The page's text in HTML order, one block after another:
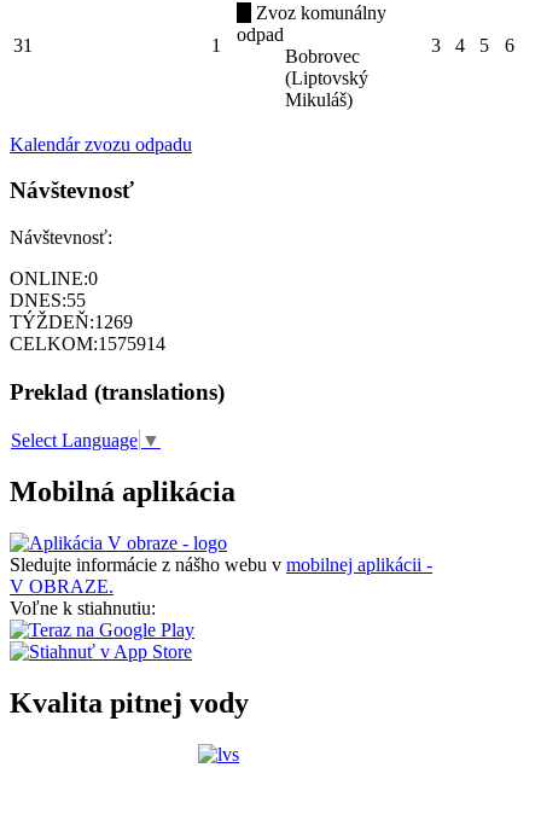
31 1
Zvoz komunálny
odpad
Bobrovec
(Liptovský
Mikuláš)
3 4 5 6
Kalendár zvozu odpadu
Návštevnosť
Návštevnosť:
ONLINE:0
DNES:55
TÝŽDEŇ:1269
CELKOM:1575914
Preklad (translations)
Select Language ▼
Mobilná aplikácia
Sledujte informácie z nášho webu v mobilnej aplikácii -
V OBRAZE.
Voľne k stiahnutiu:
Kvalita pitnej vody